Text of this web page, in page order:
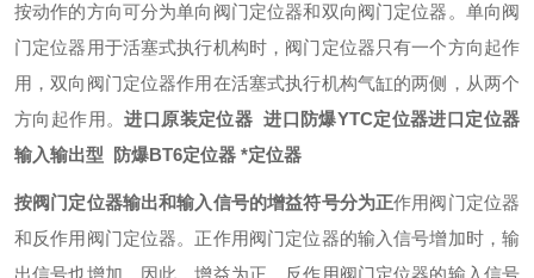
按动作的方向可分为单向阀门定位器和双向阀门定位器。单向阀
门定位器用于活塞式执行机构时，阀门定位器只有一个方向起作
用，双向阀门定位器作用在活塞式执行机构气缸的两侧，从两个
方向起作用。进口原装定位器 进口防爆YTC定位器进口定位器
输入输出型 防爆BT6定位器 *定位器​
按阀门定位器输出和输入信号的增益符号分为正作用阀门定位器
和反作用阀门定位器。正作用阀门定位器的输入信号增加时，输
出信号也增加，因此，增益为正。反作用阀门定位器的输入信号